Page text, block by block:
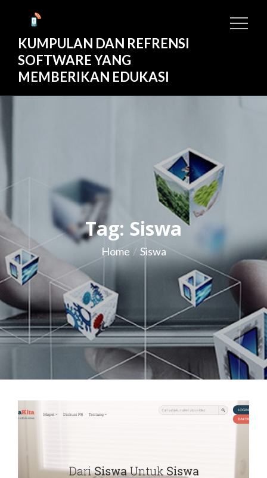
contentKUMPULAN DAN REFRENSI
SOFTWARE YANG
MEMBERIKAN EDUKASI
Tag: Siswa
Home Siswa